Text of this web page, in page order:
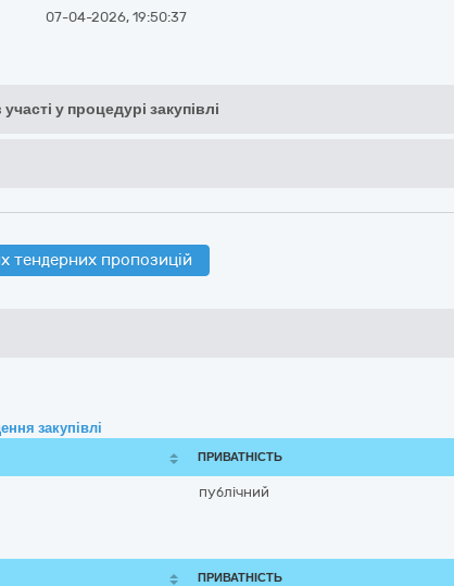
07-04-2026, 19:50:37
у процедурі закупівлі
тендерних пропозицій
закупівлі
ПРИВАТНІСТЬ
публічний
ПРИВАТНІСТЬ